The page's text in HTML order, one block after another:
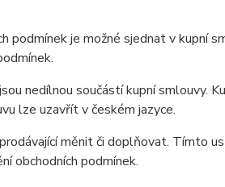
je možné sjednat v kupní
nedílnou součástí kupní smlouvy.
lze uzavřít v českém jazyce.
měnit či doplňovat. Tímto
obchodních podmínek.